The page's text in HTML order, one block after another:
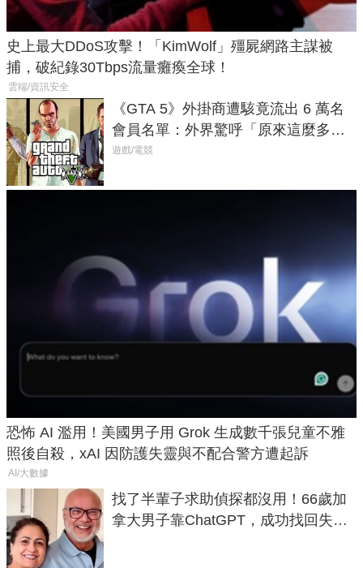
史上最大DDoS攻擊！「KimWolf」殭屍網路主謀被
捕，破紀錄30Tbps流量癱瘓全球！
雲端/資訊安全
《GTA 5》外掛商遭駭竟流出 6 萬名
會員名單：外界驚呼「原來這麼多人
在開掛！」
遊戲/電競
恐怖 AI 濫用！美國男子用 Grok 生成數千張兒童不雅
照後自殺，xAI 因防護失靈與不配合警方遭起訴
AI/大數據
找了半輩子求助偵探都沒用！66歲加
拿大男子靠ChatGPT，成功找回失散